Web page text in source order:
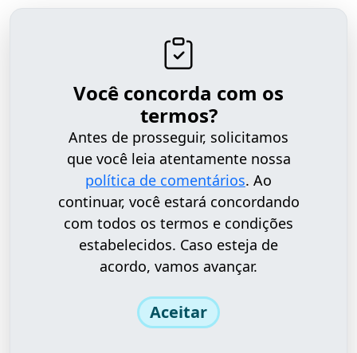
Você concorda com os
termos?
Antes de prosseguir, solicitamos
que você leia atentamente nossa
política de comentários. Ao
continuar, você estará concordando
com todos os termos e condições
estabelecidos. Caso esteja de
acordo, vamos avançar.
Aceitar